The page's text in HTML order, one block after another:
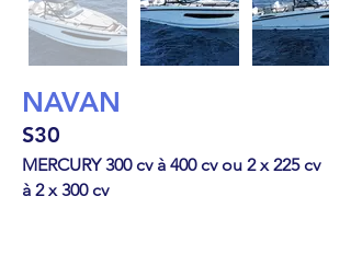
NAVAN
S30
MERCURY 300 cv à 400 cv ou 2 x 225 cv
à 2 x 300 cv